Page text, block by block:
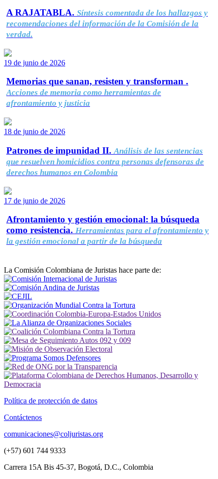
A RAJATABLA. Síntesis comentada de los hallazgos y
recomendaciones del información de la Comisión de la
verdad.
19 de junio de 2026
Memorias que sanan, resisten y transforman .
Acciones de memoria como herramientas de
afrontamiento y justicia
18 de junio de 2026
Patrones de impunidad II. Análisis de las sentencias
que resuelven homicidios contra personas defensoras de
derechos humanos en Colombia
17 de junio de 2026
Afrontamiento y gestión emocional: la búsqueda
como resistencia. Herramientas para el afrontamiento y
la gestión emocional a partir de la búsqueda
La Comisión Colombiana de Juristas hace parte de:
Política de protección de datos
Contáctenos
comunicaciones@coljuristas.org
(+57) 601 744 9333
Carrera 15A Bis 45-37, Bogotá, D.C., Colombia